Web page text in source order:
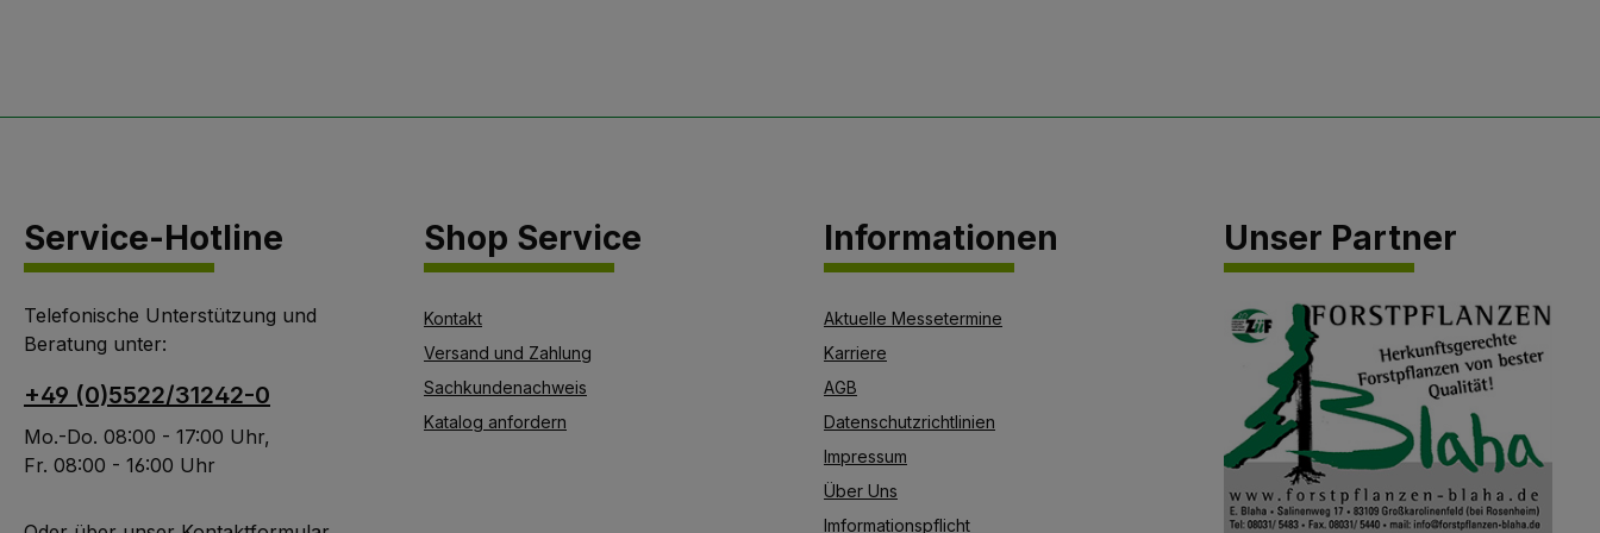
Service-Hotline
Telefonische Unterstützung und
Beratung unter:
+49 (0)5522/31242-0
Mo.-Do. 08:00 - 17:00 Uhr,
Fr. 08:00 - 16:00 Uhr
Shop Service
Kontakt
Versand und Zahlung
Sachkundenachweis
Katalog anfordern
Informationen
Aktuelle Messetermine
Karriere
AGB
Datenschutzrichtlinien
Impressum
Über Uns
Imformationspflicht
Unser Partner